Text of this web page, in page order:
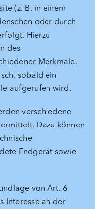
(z. B. in einem
oder durch
Hierzu
des
Merkmale.
sobald ein
aufgerufen wird.
verschiedene
Dazu können
Endgerät sowie
von Art. 6
Interesse an der